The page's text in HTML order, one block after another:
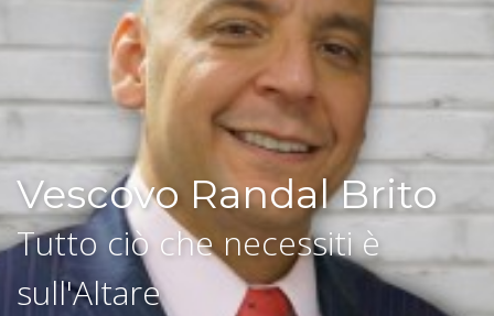
Vescovo Randal Brito
Tutto ciò che necessiti è
sull'Altare